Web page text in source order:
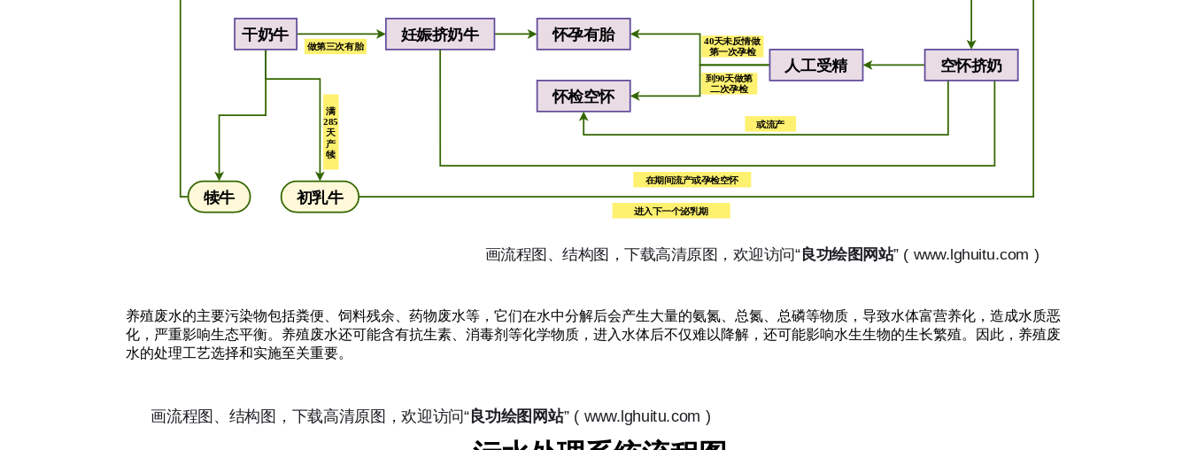
养殖废水的主要污染物包括粪便、饲料残余、药物废水等，它们在水中分解后会产生大量的氨氮、总氮、总磷等物质，导致水体富营养化，造成水质恶
化，严重影响生态平衡。养殖废水还可能含有抗生素、消毒剂等化学物质，进入水体后不仅难以降解，还可能影响水生生物的生长繁殖。因此，养殖废
水的处理工艺选择和实施至关重要。